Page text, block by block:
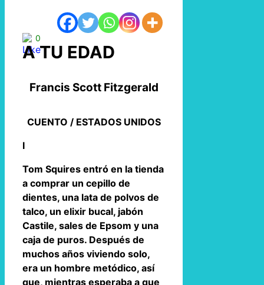
0
A TU EDAD
Francis Scott Fitzgerald
CUENTO / ESTADOS UNIDOS
I
Tom Squires entró en la tienda
a comprar un cepillo de
dientes, una lata de polvos de
talco, un elixir bucal, jabón
Castile, sales de Epsom y una
caja de puros. Después de
muchos años viviendo solo,
era un hombre metódico, así
que, mientras esperaba a que